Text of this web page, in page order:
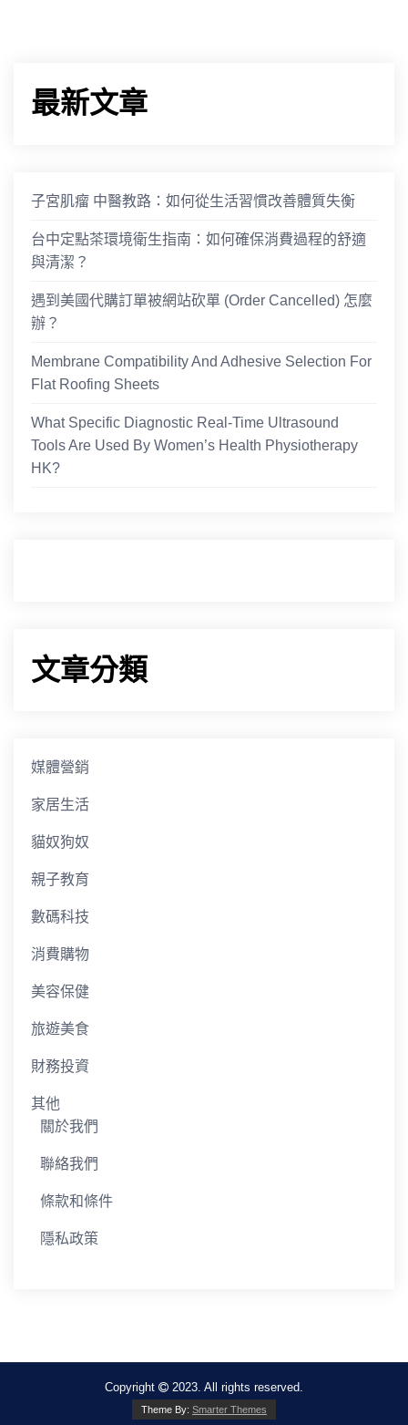
最新文章
子宮肌瘤 中醫教路：如何從生活習慣改善體質失衡
台中定點茶環境衛生指南：如何確保消費過程的舒適
與清潔？
遇到美國代購訂單被網站砍單 (Order Cancelled) 怎麼
辦？
Membrane Compatibility And Adhesive Selection For
Flat Roofing Sheets
What Specific Diagnostic Real-Time Ultrasound
Tools Are Used By Women’s Health Physiotherapy
HK?
文章分類
媒體營銷
家居生活
貓奴狗奴
親子教育
數碼科技
消費購物
美容保健
旅遊美食
財務投資
其他
關於我們
聯絡我們
條款和條件
隱私政策
Copyright 2023. All rights reserved.
Theme By: Smarter Themes